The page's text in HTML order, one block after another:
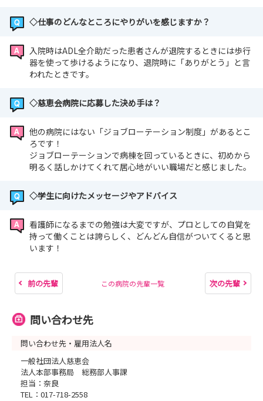
◇仕事のどんなところにやりがいを感じますか？
入院時はADL全介助だった患者さんが退院するときには歩行
器を使って歩けるようになり、退院時に「ありがとう」と言
われたときです。
◇慈恵会病院に応募した決め手は？
他の病院にはない「ジョブローテーション制度」があるとこ
ろです！
ジョブローテーションで病棟を回っているときに、初めから
明るく話しかけてくれて居心地がいい職場だと感じました。
◇学生に向けたメッセージやアドバイス
看護師になるまでの勉強は大変ですが、プロとしての自覚を
持って働くことは誇らしく、どんどん自信がついてくると思
います！
前の先輩 この病院の先輩一覧 次の先輩
問い合わせ先
問い合わせ先・雇用法人名
一般社団法人慈恵会
法人本部事務局 総務部人事課
担当：奈良
TEL：017-718-2558